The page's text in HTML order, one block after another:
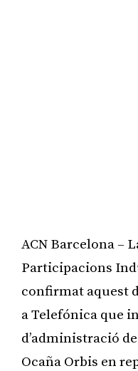
ACN Barcelona –
Participacions
confirmat aquest
a Telefónica que
d’administració
Ocaña Orbis en